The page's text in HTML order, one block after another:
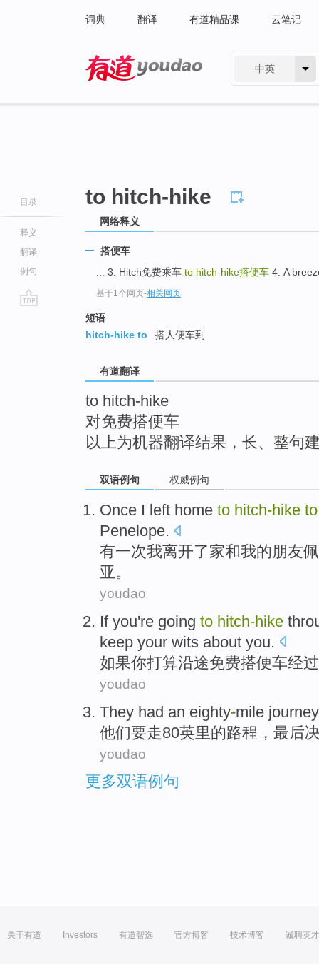
词典 翻译 有道精品课 云笔记
中英
目录
释义
翻译
例句
to hitch-hike
网络释义
搭便车
... 3. Hitch免费乘车 to hitch-hike搭便车 4. A
基于1个网页-相关网页
短语
hitch-hike to
搭人便车到
有道翻译
to hitch-hike
对免费搭便车
以上为机器翻译结果，长、整句
双语例句 权威例句
Once I left home to hitch-hike to
Penelope.
有一次我离开了家和我的朋友
亚。
youdao
If you're going to hitch-hike
keep your wits about you.
如果你打算沿途免费搭便车经过
youdao
They had an eighty-mile journey
他们要走80英里的路程 ，最后
youdao
更多双语例句
关于有道 Investors 有道智选 官方博客 技术博客 诚聘英才